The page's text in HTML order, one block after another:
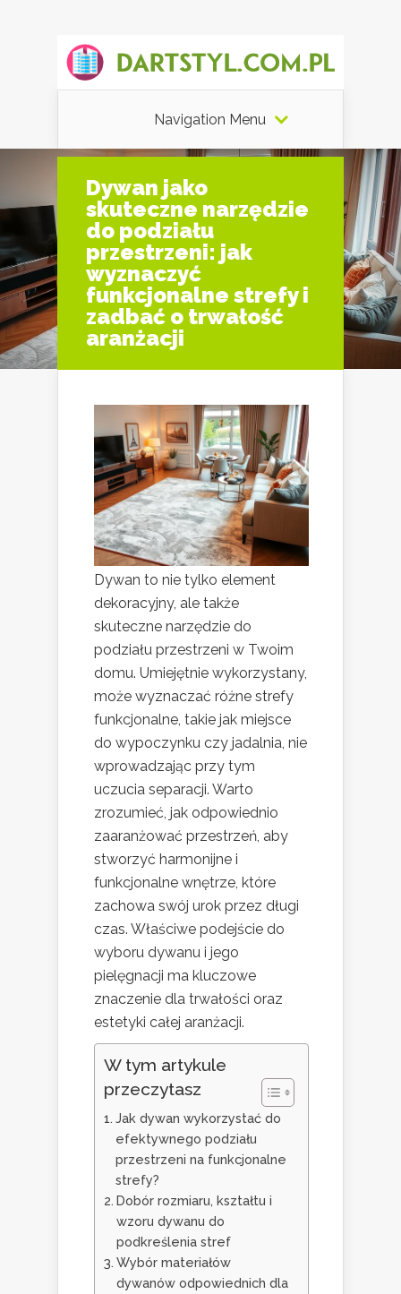
Navigation Menu
Dywan jako
skuteczne narzędzie
do podziału
przestrzeni: jak
wyznaczyć
funkcjonalne strefy i
zadbać o trwałość
aranżacji
Dywan to nie tylko element
dekoracyjny, ale także
skuteczne narzędzie do
podziału przestrzeni w Twoim
domu. Umiejętnie wykorzystany,
może wyznaczać różne strefy
funkcjonalne, takie jak miejsce
do wypoczynku czy jadalnia, nie
wprowadzając przy tym
uczucia separacji. Warto
zrozumieć, jak odpowiednio
zaaranżować przestrzeń, aby
stworzyć harmonijne i
funkcjonalne wnętrze, które
zachowa swój urok przez długi
czas. Właściwe podejście do
wyboru dywanu i jego
pielęgnacji ma kluczowe
znaczenie dla trwałości oraz
estetyki całej aranżacji.
W tym artykule
przeczytasz
Jak dywan wykorzystać do
efektywnego podziału
przestrzeni na funkcjonalne
strefy?
Dobór rozmiaru, kształtu i
wzoru dywanu do
podkreślenia stref
Wybór materiałów
dywanów odpowiednich dla